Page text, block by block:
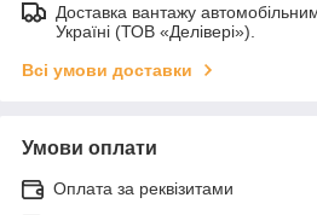
Доставка вантажу
Україні (ТОВ «Делівері»).
Всі умови доставки
Умови оплати
Оплата за реквізитами